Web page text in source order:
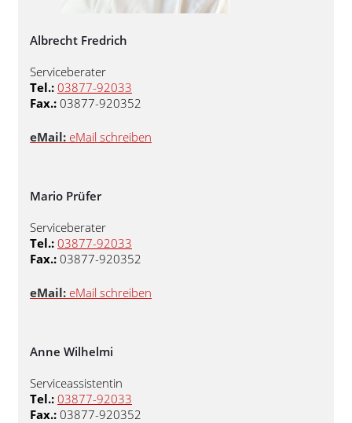
Albrecht Fredrich
Serviceberater
Tel.: 03877-92033
Fax.: 03877-920352
eMail: eMail schreiben
Mario Prüfer
Serviceberater
Tel.: 03877-92033
Fax.: 03877-920352
eMail: eMail schreiben
Anne Wilhelmi
Serviceassistentin
Tel.: 03877-92033
Fax.: 03877-920352